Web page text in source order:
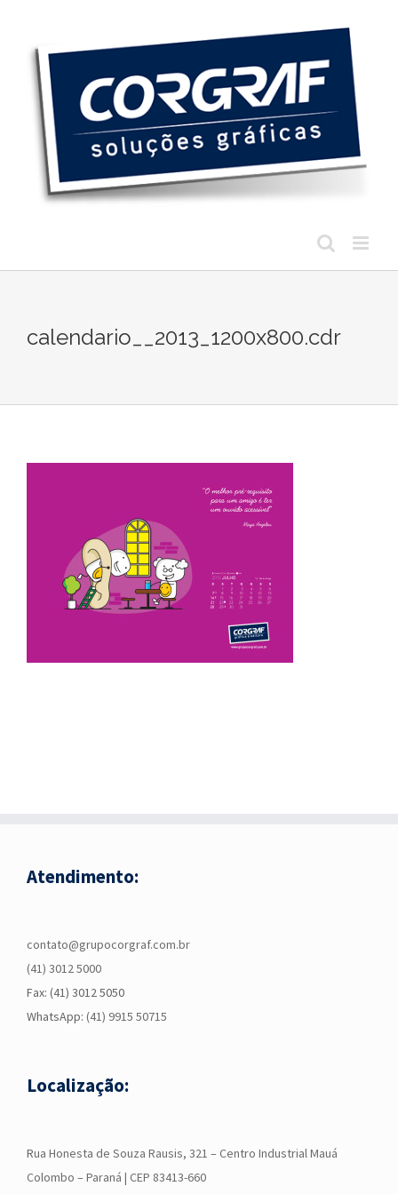
conteúdo
calendario__2013_1200x800.cdr
Atendimento:
contato@grupocorgraf.com.br
(41) 3012 5000
Fax: (41) 3012 5050
WhatsApp: (41) 9915 50715
Localização:
Rua Honesta de Souza Rausis, 321 – Centro Industrial Mauá
Colombo – Paraná | CEP 83413-660